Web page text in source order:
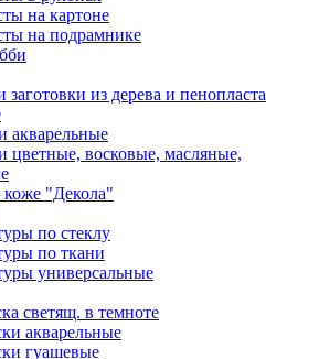
на картоне
на подрамнике
из дерева и пенопласта
акварельные
цветные, восковые, масляные,
"Декола"
по стеклу
по ткани
универсальные
светящ. в темноте
акварельные
гуашевые